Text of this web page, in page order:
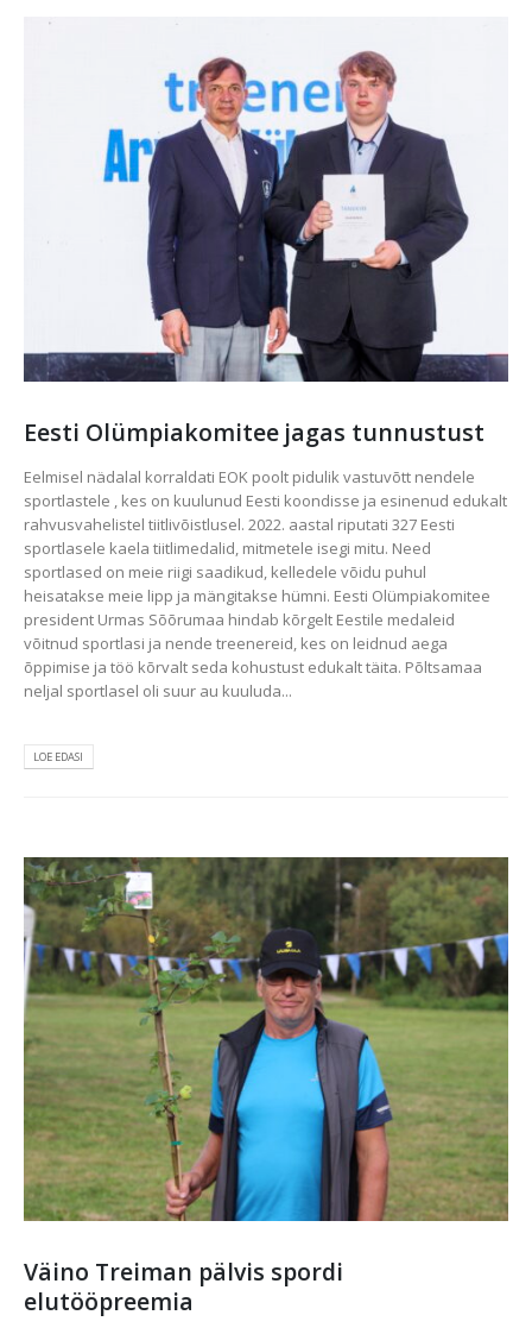
Eesti Olümpiakomitee jagas tunnustust
Eelmisel nädalal korraldati EOK poolt pidulik vastuvõtt nendele
sportlastele , kes on kuulunud Eesti koondisse ja esinenud edukalt
rahvusvahelistel tiitlivõistlusel. 2022. aastal riputati 327 Eesti
sportlasele kaela tiitlimedalid, mitmetele isegi mitu. Need
sportlased on meie riigi saadikud, kelledele võidu puhul
heisatakse meie lipp ja mängitakse hümni. Eesti Olümpiakomitee
president Urmas Sõõrumaa hindab kõrgelt Eestile medaleid
võitnud sportlasi ja nende treenereid, kes on leidnud aega
õppimise ja töö kõrvalt seda kohustust edukalt täita. Põltsamaa
neljal sportlasel oli suur au kuuluda...
LOE EDASI
Väino Treiman pälvis spordi
elutööpreemia